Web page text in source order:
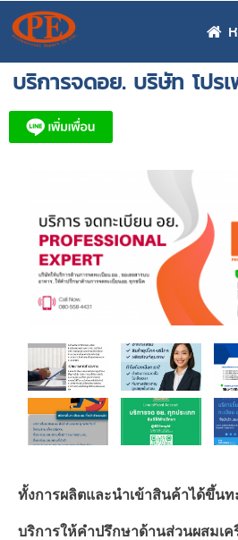
บริการจดอย. บริษัท โปร
ทั้งการผลิตและนำเข้าสินค้าได้ขึ้นท
บริการให้คำปรึกษาด้านส่วนผสมเ